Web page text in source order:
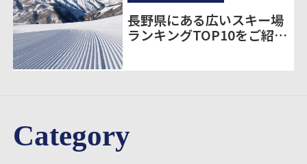
長野県にある広いスキー場
ランキングTOP10をご紹
Category